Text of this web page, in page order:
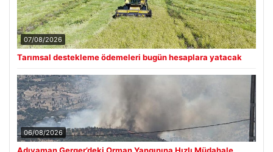
07/08/2026
Tarımsal destekleme ödemeleri bugün hesaplara yatacak
06/08/2026
Adıyaman Gerger’deki Orman Yangınına Hızlı Müdahale